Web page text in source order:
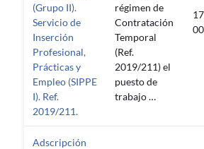
(Grupo II).
Servicio de
Inserción
Profesional,
Prácticas y
Empleo (SIPPE
I). Ref.
2019/211.
régimen de
Contratación
Temporal
(Ref.
2019/211) el
puesto de
trabajo …
Adscripción